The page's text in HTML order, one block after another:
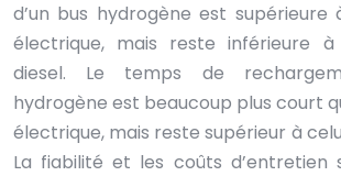
d’un bus hydrogène est supérieure
électrique, mais reste inférieure à
diesel. Le temps de
hydrogène est beaucoup plus court
électrique, mais reste supérieur à
La fiabilité et les coûts d’entretien